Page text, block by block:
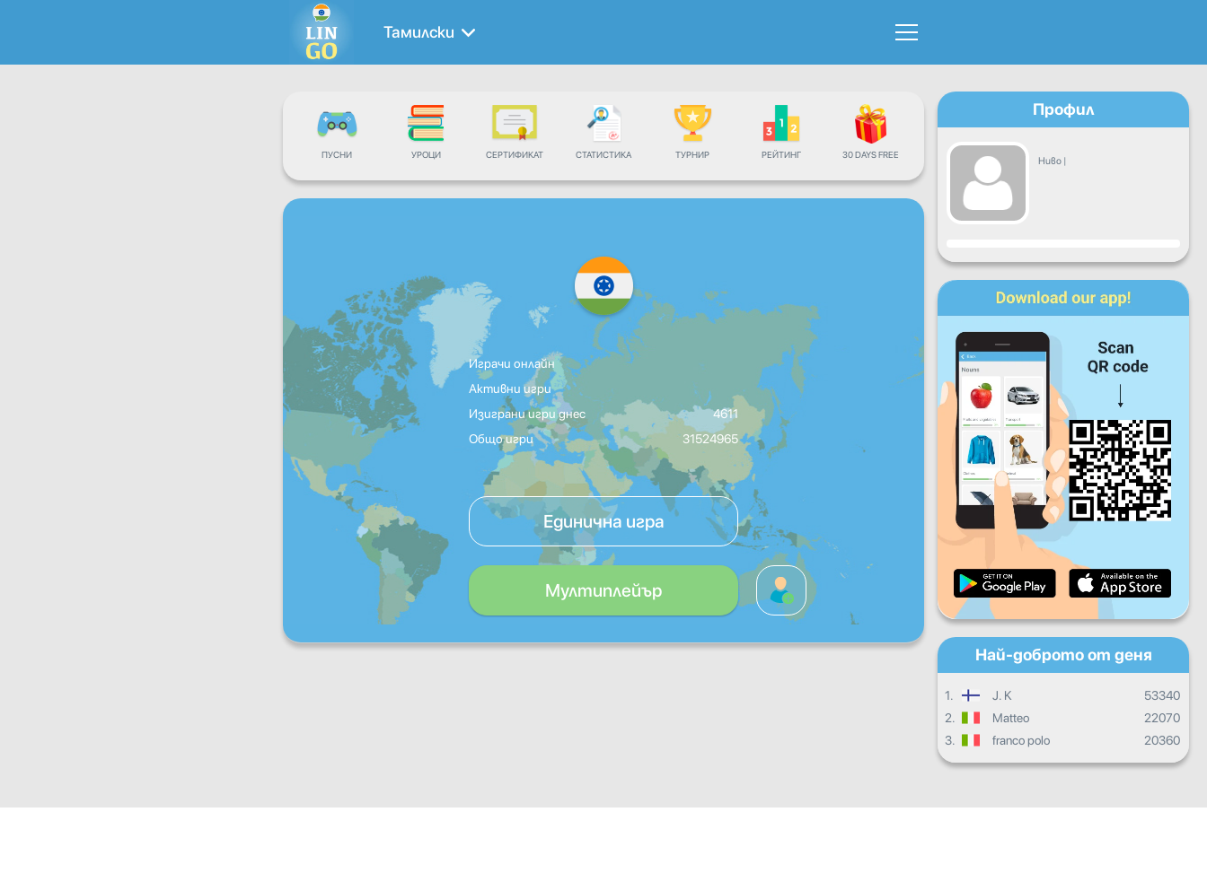
Тамилски
ПУСНИ УРОЦИ СЕРТИФИКАТ СТАТИСТИКА ТУРНИР РЕЙТИНГ 30 DAYS FREE
Играчи онлайн
Активни игри
Изиграни игри днес
4611
Общо игри
31524965
Единична игра
Мултиплейър
Профил
Ниво |
Прогрес
Пон Сря Чет
Съб Нед
Дневен прогрес
Месечен прогрес
Общ прогрес
Най-доброто от деня
1. J. K
53340
2.
Matteo
22070
3.
franco polo 20360